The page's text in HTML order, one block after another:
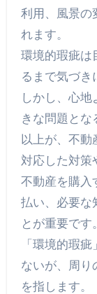
利用、風景の
れます。
環境的瑕疵は
るまで気づき
しかし、心
きな問題とな
以上が、不
対応した対策
不動産を購入
払い、必要な
とが重要です。
「環境的瑕
ないが、周り
を指します。